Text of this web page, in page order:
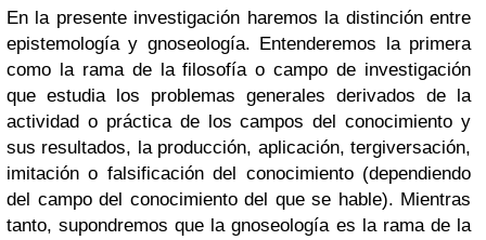
En la presente investigación haremos la distinción entre
epistemología y gnoseología. Entenderemos la primera
como la rama de la filosofía o campo de investigación
que estudia los problemas generales derivados de la
actividad o práctica de los campos del conocimiento y
sus resultados, la producción, aplicación, tergiversación,
imitación o falsificación del conocimiento (dependiendo
del campo del conocimiento del que se hable). Mientras
tanto, supondremos que la gnoseología es la rama de la